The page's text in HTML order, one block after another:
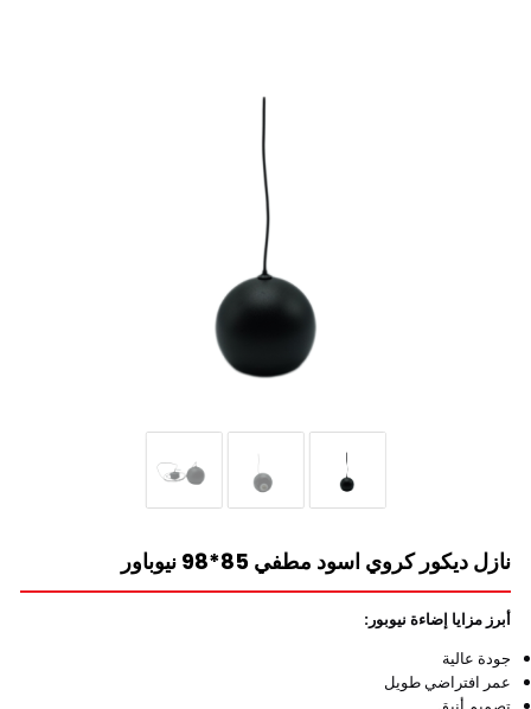
نازل ديكور كروي اسود مطفي 85*98 نيوباور
أبرز مزايا إضاءة نيوبور:
جودة عالية
عمر افتراضي طويل